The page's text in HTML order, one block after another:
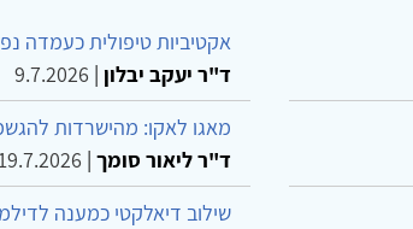
אקטיביות טיפולית כעמדה
ד"ר יעקב יבלון |
9.7.2026
מאגו לאקו: מהישרדות
ד"ר ליאור סומך |
שילוב דיאלקטי כמענה